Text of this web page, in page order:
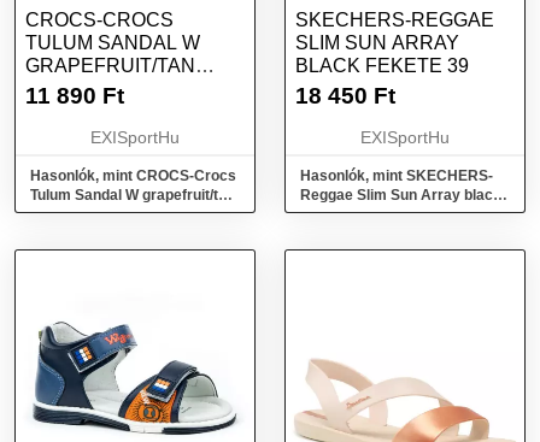
CROCS-CROCS
TULUM SANDAL W
GRAPEFRUIT/TAN
RÓZSASZÍN 36/37
11 890 Ft
EXISportHu
Hasonlók, mint CROCS-Crocs
Tulum Sandal W grapefruit/tan
Rózsaszín 36/37
SKECHERS-REGGAE
SLIM SUN ARRAY
BLACK FEKETE 39
18 450 Ft
EXISportHu
Hasonlók, mint SKECHERS-
Reggae Slim Sun Array black
Fekete 39